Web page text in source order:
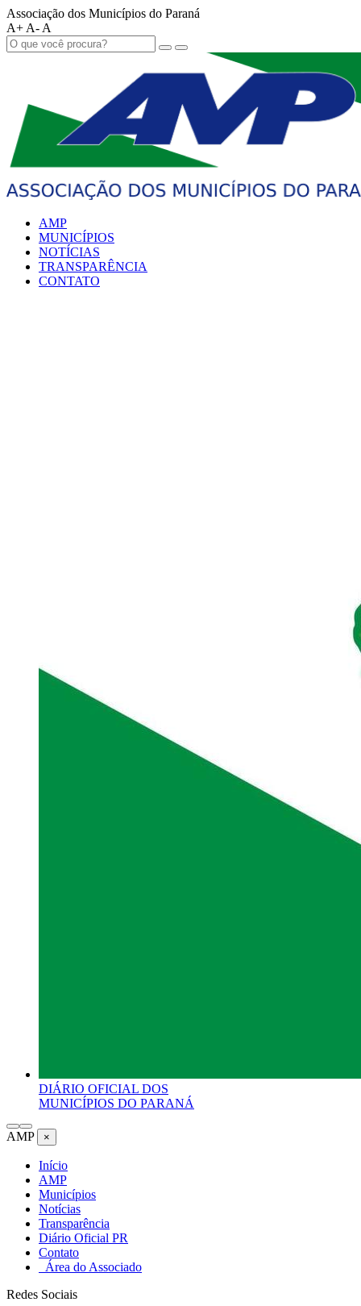
Associação dos Municípios do Paraná
A+ A- A
AMP
MUNICÍPIOS
NOTÍCIAS
TRANSPARÊNCIA
CONTATO
DIÁRIO OFICIAL DOS
MUNICÍPIOS DO PARANÁ
AMP ×
Início
AMP
Municípios
Notícias
Transparência
Diário Oficial PR
Contato
Área do Associado
Redes Sociais